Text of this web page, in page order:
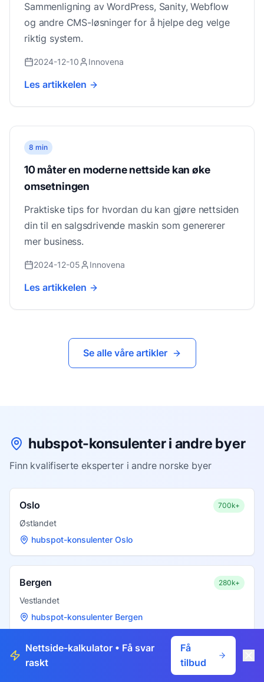
Nettside-kalkulator• Få svar
raskt
Få
tilbud
Sammenligning av WordPress, Sanity, Webflow
og andre CMS-løsninger for å hjelpe deg velge
riktig system.
2024-12-10 Innovena
Les artikkelen
8 min
10 måter en moderne nettside kan øke
omsetningen
Praktiske tips for hvordan du kan gjøre nettsiden
din til en salgsdrivende maskin som genererer
mer business.
2024-12-05 Innovena
Les artikkelen
Se alle våre artikler
hubspot-konsulenter i andre byer
Finn kvalifiserte eksperter i andre norske byer
Oslo 700k+
Østlandet
hubspot-konsulenter Oslo
Bergen 280k+
Vestlandet
hubspot-konsulenter Bergen
Trondheim 200k+